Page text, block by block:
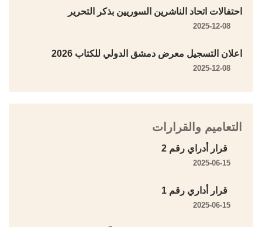
احتفالات اتحاد الناشرين السوريين بذكر التحرير
2025-12-08
اعلان التسجيل معرض دمشق الدولي للكتاب 2026
2025-12-08
التعاميم والقرارات
قرار أدراي رقم 2
2025-06-15
قرار أداري رقم 1
2025-06-15